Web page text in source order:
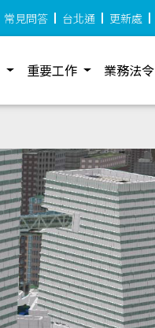
常見問答 台北通 更新處
重要工作 業務法令